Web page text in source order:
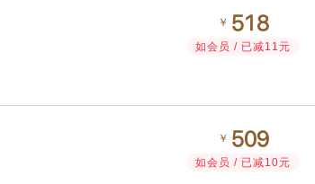
￥  
如会员 / 已减11元
￥ 
如会员 / 已减10元